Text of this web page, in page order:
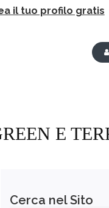
il tuo profilo gratis
E
Cerca nel Sito